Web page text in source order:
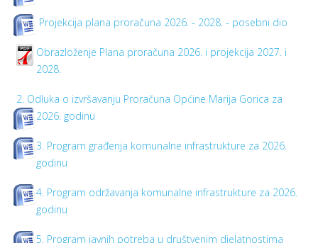
Projekcija plana proračuna 2026. - 2028. - posebni dio
Obrazloženje Plana proračuna 2026. i projekcija 2027. i
2028.
2. Odluka o izvršavanju Proračuna Općine Marija Gorica za
2026. godinu
3. Program građenja komunalne infrastrukture za 2026.
godinu
4. Program održavanja komunalne infrastrukture za 2026.
godinu
5. Program javnih potreba u društvenim djelatnostima